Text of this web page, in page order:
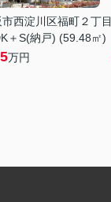
市西淀川区福町２丁目
＋S(納戸) (59.48㎡)
万円